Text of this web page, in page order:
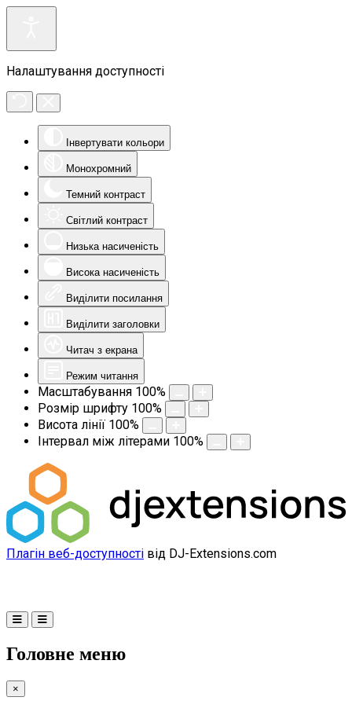
Налаштування доступності
Інвертувати кольори
Монохромний
Темний контраст
Світлий контраст
Низька насиченість
Висока насиченість
Виділити посилання
Виділити заголовки
Читач з екрана
Режим читання
Масштабування 100%
Розмір шрифту 100%
Висота лінії 100%
Інтервал між літерами 100%
Плагін веб-доступності від DJ-Extensions.com
Головне меню
×